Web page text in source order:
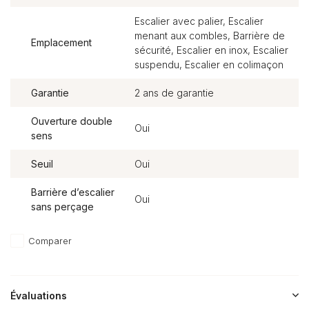
Emplacement
Escalier avec palier, Escalier
menant aux combles, Barrière de
sécurité, Escalier en inox, Escalier
suspendu, Escalier en colimaçon
Garantie 2 ans de garantie
Ouverture double
sens
Oui
Seuil Oui
Barrière d’escalier
sans perçage
Oui
Comparer
Évaluations